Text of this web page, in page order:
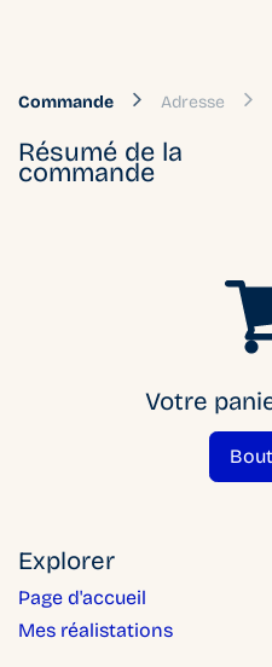
Commande Adresse
Résumé de la
commande
Votre
Explorer
Page d'accueil
Mes réalistations